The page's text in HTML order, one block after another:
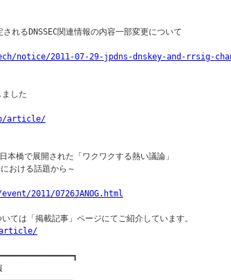
れるDNSSEC関連情報の内容一部変更について
notice/2011-07-29-jpdns-dnskey-and-rrsig-
した
article/
橋で展開された「ワクワクする熱い議論」
おける話題から～
2011/0726JANOG.html
ては「掲載記事」ページにてご紹介しています。